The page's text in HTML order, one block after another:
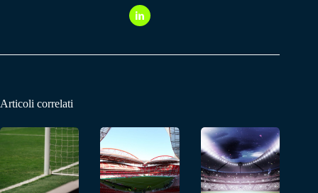
Articoli correlati